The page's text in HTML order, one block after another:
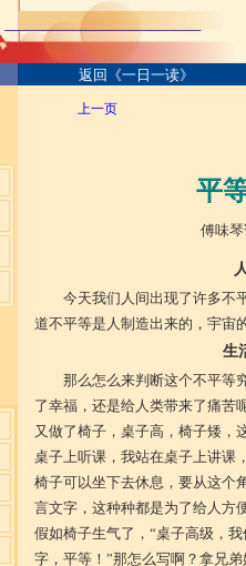
返回《一日一读》
上一页
平
傅味琴讲演
人为制造
今天我们人间出现了许多不
道不平等是人制造出来的，宇宙
生活方便与
那么怎么来判断这个不平等
了幸福，还是给人类带来了痛苦
又做了椅子，桌子高，椅子矮，
桌子上听课，我站在桌子上讲课
椅子可以坐下去休息，要从这个
言文字，这种种都是为了给人方
假如椅子生气了，“桌子高级，
字，平等！”那怎么写啊？拿兄